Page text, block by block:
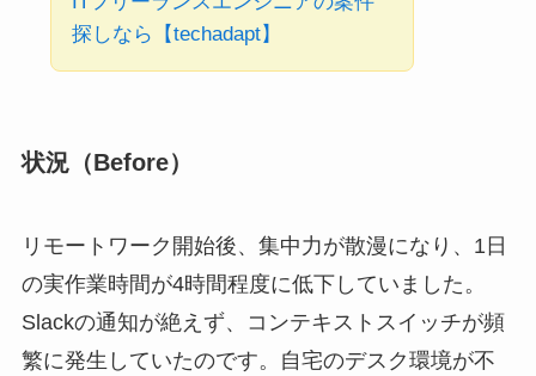
探しなら【techadapt】
状況（Before）
リモートワーク開始後、集中力が散漫になり、1日
の実作業時間が4時間程度に低下していました。
Slackの通知が絶えず、コンテキストスイッチが頻
繁に発生していたのです。自宅のデスク環境が不